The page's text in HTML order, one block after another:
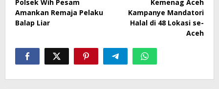
pos
Polsek Wih Pesam
Amankan Remaja Pelaku
Balap Liar
Kemenag Aceh
Kampanye Mandatori
Halal di 48 Lokasi se-
Aceh